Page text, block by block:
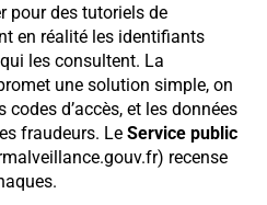
pour des tutoriels de
en réalité les identifiants
les consultent. La
une solution simple, on
codes d’accès, et les données
fraudeurs. Le Service public
recense